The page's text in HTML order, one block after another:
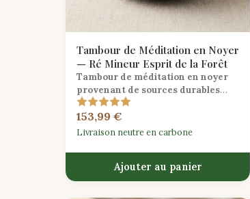
Tambour de Méditation en Noyer
— Ré Mineur Esprit de la Forêt
Tambour de méditation en noyer
provenant de sources durables
accordé en Ré Mineur, délivrant des
tons profonds et ancrants parfaits
pour une pratique réflexive.
153,99 €
Livraison neutre en carbone
Ajouter au panier